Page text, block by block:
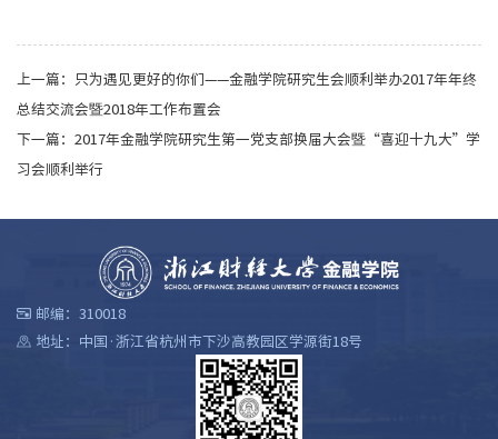
上一篇： 只为遇见更好的你们——金融学院研究生会顺利举办2017年年终
总结交流会暨2018年工作布置会
下一篇： 2017年金融学院研究生第一党支部换届大会暨“喜迎十九大”学
习会顺利举行
邮编：310018
地址：中国·浙江省杭州市下沙高教园区学源街18号